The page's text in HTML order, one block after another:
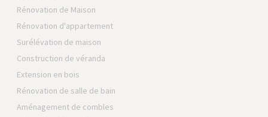
Rénovation de Maison
Rénovation d'appartement
Surélévation de maison
Construction de véranda
Extension en bois
Rénovation de salle de bain
Aménagement de combles